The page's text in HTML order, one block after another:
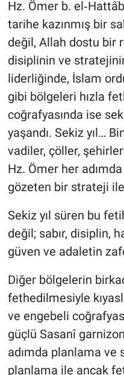
Hz. Ömer b.
tarihe kazınmış bir
değil, Allah dostu bir
disiplinin ve
liderliğinde, İslam
gibi bölgeleri hızla
coğrafyasında ise
yaşandı. Sekiz yıl…
vadiler, çöller,
Hz. Ömer her adımda
gözeten bir strateji
Sekiz yıl süren bu
değil; sabır, disiplin,
güven ve adaletin
Diğer bölgelerin
fethedilmesiyle
ve engebeli
güçlü Sasanî
adımda planlama
planlama ile ancak
ASAYİŞ
EKONOMİ
EĞİTİM
ÇEVRE
HABERDE İNSAN
POLİTİKA
MAGAZİN